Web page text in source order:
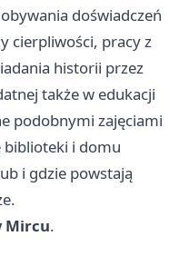
doświadczeń
cierpliwości, pracy z
historii przez
także w edukacji
podobnymi zajęciami
biblioteki i domu
i gdzie powstają
Mircu.